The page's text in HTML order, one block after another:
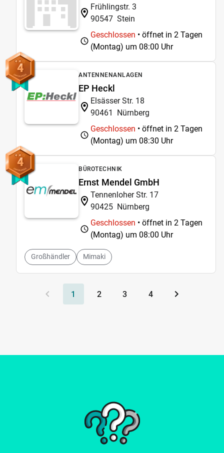
Frühlingstr. 3
90547 Stein
Geschlossen • öffnet in 2 Tagen
(Montag) um 08:00 Uhr
4 ANTENNENANLAGEN
EP Heckl
Elsässer Str. 18
90461
Nürnberg
Geschlossen • öffnet in 2 Tagen
(Montag) um 08:30 Uhr
4 BÜROTECHNIK
Ernst Mendel GmbH
Tennenloher Str. 17
90425 Nürnberg
Geschlossen • öffnet in 2 Tagen
(Montag) um 08:00 Uhr
Großhändler Mimaki
1 2 3 4